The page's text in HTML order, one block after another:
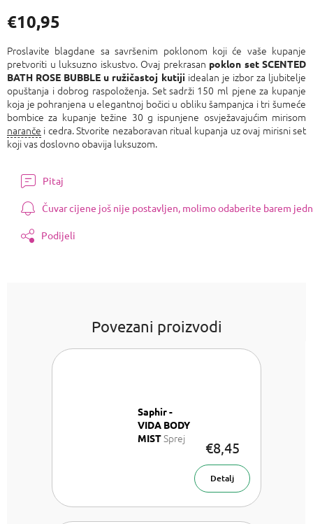
€10,95
cijenu:
Proslavite blagdane sa savršenim poklonom koji će vaše kupanje
pretvoriti u luksuzno iskustvo. Ovaj prekrasan poklon set SCENTED
BATH ROSE BUBBLE u ružičastoj kutiji idealan je izbor za ljubitelje
opuštanja i dobrog raspoloženja. Set sadrži 150 ml pjene za kupanje
koja je pohranjena u elegantnoj bočici u obliku šampanjca i tri šumeće
bombice za kupanje težine 30 g ispunjene osvježavajućim mirisom
naranče i cedra. Stvorite nezaboravan ritual kupanja uz ovaj mirisni set
koji vas doslovno obavija luksuzom.
Pitaj
Čuvar cijene još nije postavljen, molimo odaberite barem
Podijeli
Povezani proizvodi
Saphir -
VIDA BODY
MISTSprej
€8,45
Detalj